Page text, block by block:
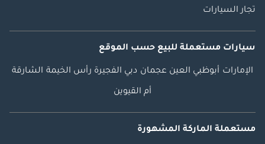
تجار السيارات
سيارات مستعملة للبيع حسب الموقع
الإمارات أبوظبي العين عجمان دبي الفجيرة رأس الخيمة الشارقة
أم القيوين
مستعملة الماركة المشهورة